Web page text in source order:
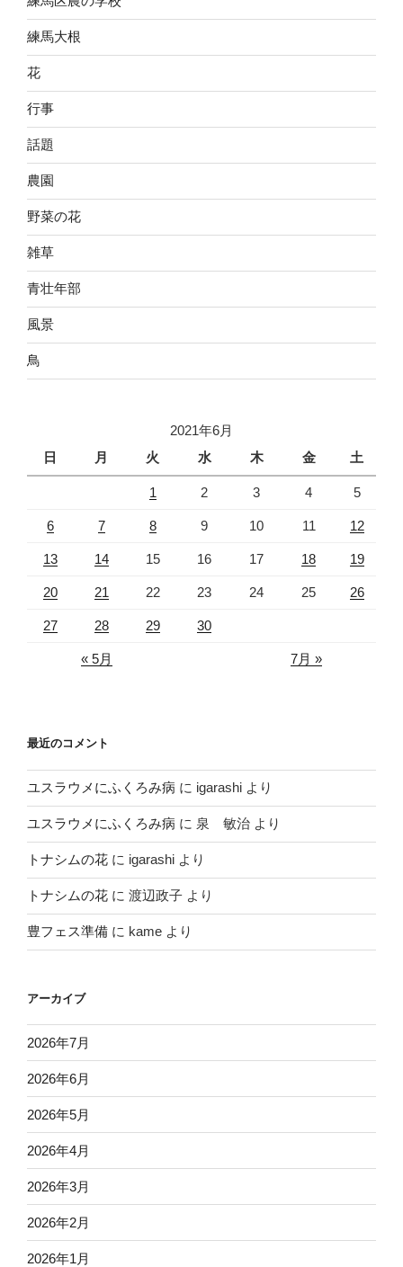
練馬大根
花
行事
話題
農園
野菜の花
雑草
青壮年部
風景
鳥
2021年6月
日
月 火 水 木 金 土
1 2 3 4 5
6 7 8 9 10 11 12
13 14 15 16 17 18 19
20 21 22 23 24 25 26
27 28 29 30
« 5月 7月 »
最近のコメント
ユスラウメにふくろみ病 に igarashi より
ユスラウメにふくろみ病 に 泉 敏治 より
トナシムの花 に igarashi より
トナシムの花 に 渡辺政子 より
豊フェス準備 に kame より
アーカイブ
2026年7月
2026年6月
2026年5月
2026年4月
2026年3月
2026年2月
2026年1月